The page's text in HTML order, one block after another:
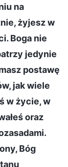
na
żyjesz w
Boga nie
jedynie
postawę
jak wiele
w życie, w
oraz
Bóg